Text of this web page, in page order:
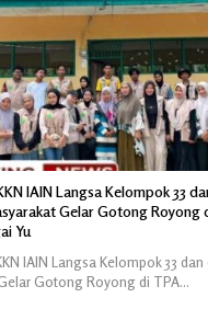
IAIN Langsa Kelompok 33
Gelar Gotong Royong
Yu
IAIN Langsa Kelompok 33
Gotong Royong di TPA…